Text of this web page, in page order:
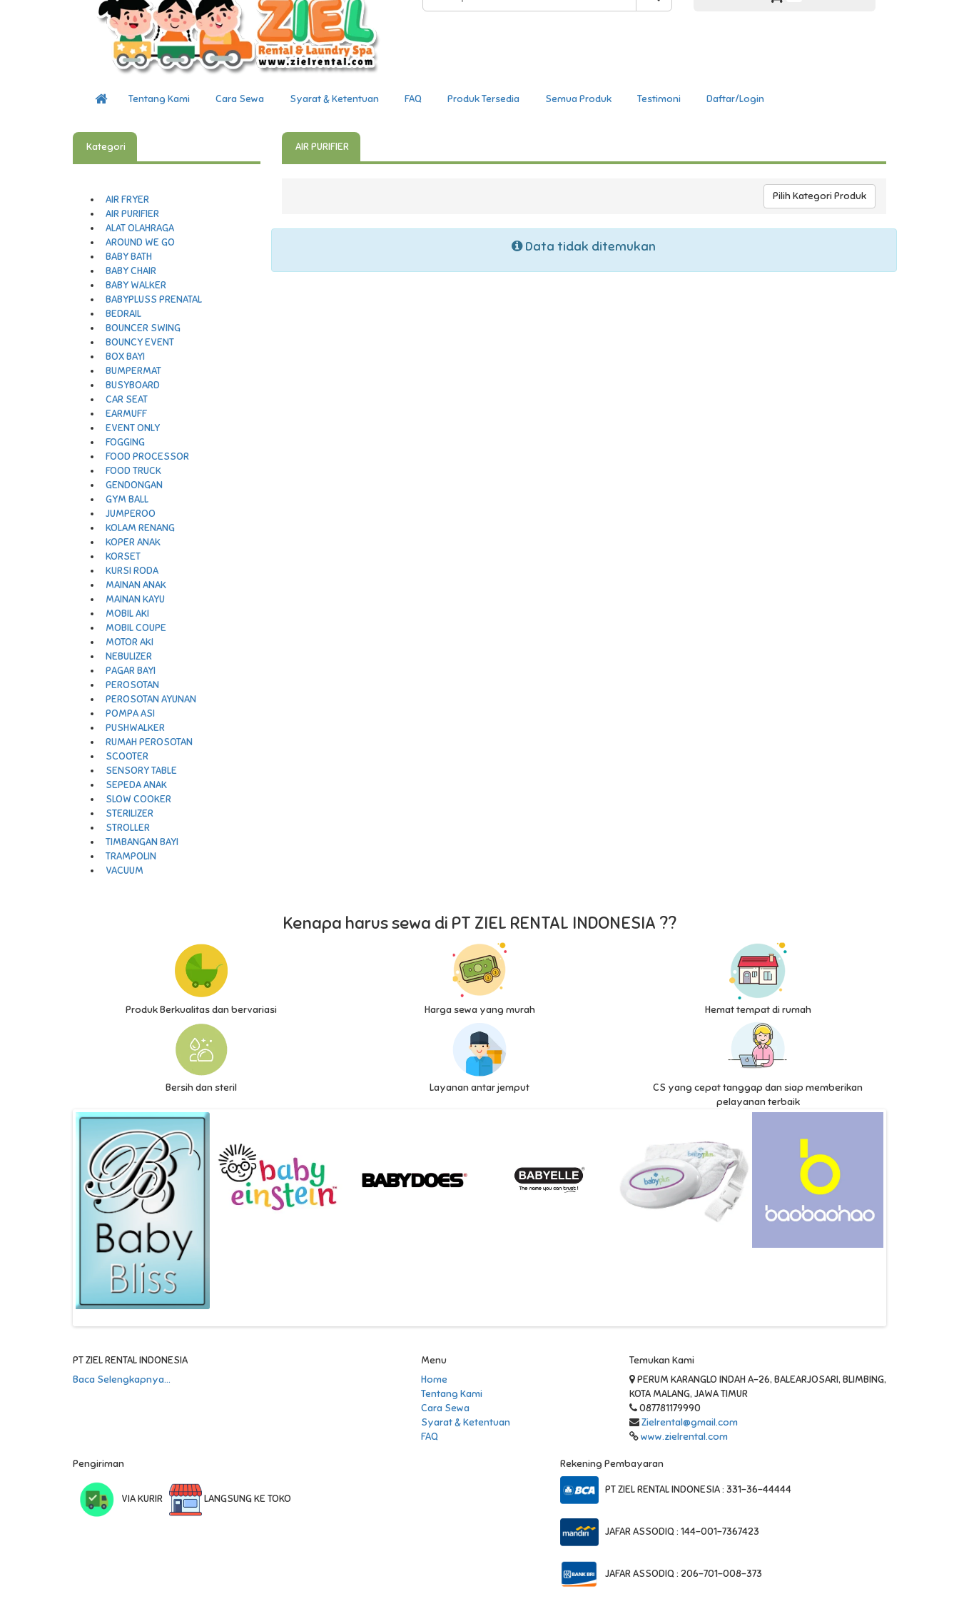
Tentang Kami Cara Sewa Syarat & Ketentuan FAQ Produk Tersedia Semua Produk Testimoni Daftar/Login
Kategori
AIR FRYER
AIR PURIFIER
ALAT OLAHRAGA
AROUND WE GO
BABY BATH
BABY CHAIR
BABY WALKER
BABYPLUSS PRENATAL
BEDRAIL
BOUNCER SWING
BOUNCY EVENT
BOX BAYI
BUMPERMAT
BUSYBOARD
CAR SEAT
EARMUFF
EVENT ONLY
FOGGING
FOOD PROCESSOR
FOOD TRUCK
GENDONGAN
GYM BALL
JUMPEROO
KOLAM RENANG
KOPER ANAK
KORSET
KURSI RODA
MAINAN ANAK
MAINAN KAYU
MOBIL AKI
MOBIL COUPE
MOTOR AKI
NEBULIZER
PAGAR BAYI
PEROSOTAN
PEROSOTAN AYUNAN
POMPA ASI
PUSHWALKER
RUMAH PEROSOTAN
SCOOTER
SENSORY TABLE
SEPEDA ANAK
SLOW COOKER
STERILIZER
STROLLER
TIMBANGAN BAYI
TRAMPOLIN
VACUUM
AIR PURIFIER
Pilih Kategori Produk
Data tidak ditemukan
Kenapa harus sewa di PT ZIEL RENTAL INDONESIA ??
Produk Berkualitas dan bervariasi Harga sewa yang murah Hemat tempat di rumah
Bersih dan steril Layanan antar jemput
CS yang cepat tanggap dan siap memberikan
pelayanan terbaik
PT ZIEL RENTAL INDONESIA
Baca Selengkapnya...
Menu
Home
Tentang Kami
Cara Sewa
Syarat & Ketentuan
FAQ
Temukan Kami
PERUM KARANGLO INDAH A-26, BALEARJOSARI, BLIMBING,
KOTA MALANG, JAWA TIMUR
087781179990
Zielrental@gmail.com
www.zielrental.com
Pengiriman
VIA KURIR LANGSUNG KE TOKO
Rekening Pembayaran
PT ZIEL RENTAL INDONESIA : 331-36-44444
JAFAR ASSODIQ : 144-001-7367423
JAFAR ASSODIQ : 206-701-008-373